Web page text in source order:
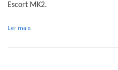
Escort MK2.
Ler mais